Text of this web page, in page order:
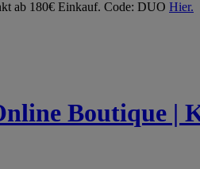
ab 180€ Einkauf. Code: DUO Hier.
Boutique |